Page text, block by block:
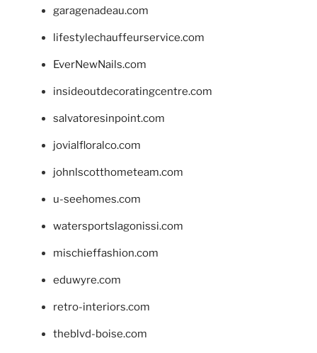
garagenadeau.com
lifestylechauffeurservice.com
EverNewNails.com
insideoutdecoratingcentre.com
salvatoresinpoint.com
jovialfloralco.com
johnlscotthometeam.com
u-seehomes.com
watersportslagonissi.com
mischieffashion.com
eduwyre.com
retro-interiors.com
theblvd-boise.com